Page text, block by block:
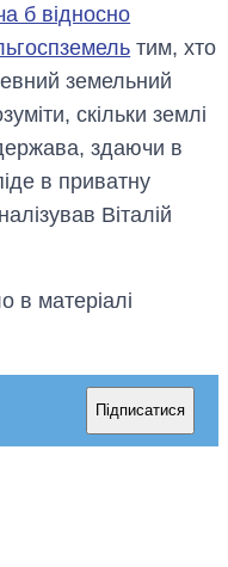
б відносно
тим, хто
земельний
скільки землі
здаючи в
в приватну
Віталій
в матеріалі
Підписатися